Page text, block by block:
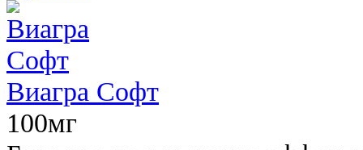
Виагра Софт
100мг